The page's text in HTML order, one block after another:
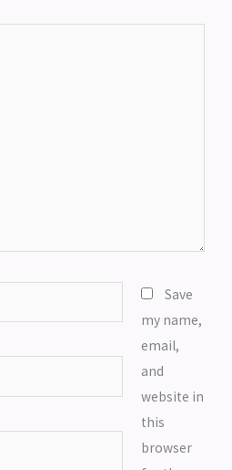
Save
my name,
email,
and
website in
this
browser